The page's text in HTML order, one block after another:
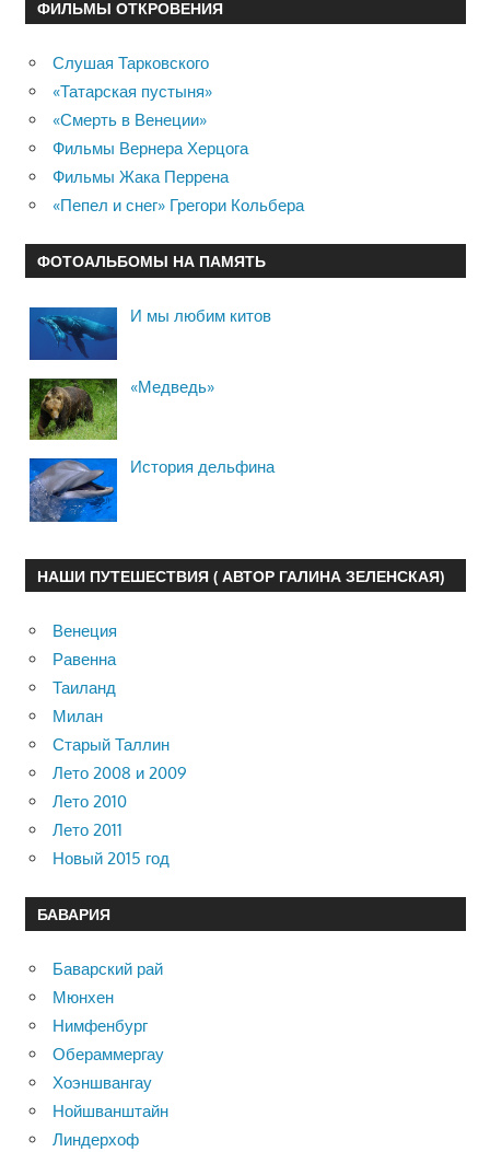
ФИЛЬМЫ ОТКРОВЕНИЯ
Слушая Тарковского
«Татарская пустыня»
«Смерть в Венеции»
Фильмы Вернера Херцога
Фильмы Жака Перрена
«Пепел и снег» Грегори Кольбера
ФОТОАЛЬБОМЫ НА ПАМЯТЬ
И мы любим китов
«Медведь»
История дельфина
НАШИ ПУТЕШЕСТВИЯ ( АВТОР ГАЛИНА ЗЕЛЕНСКАЯ)
Венеция
Равенна
Таиланд
Милан
Старый Таллин
Лето 2008 и 2009
Лето 2010
Лето 2011
Новый 2015 год
БАВАРИЯ
Баварский рай
Мюнхен
Нимфенбург
Обераммергау
Хоэншвангау
Нойшванштайн
Линдерхоф